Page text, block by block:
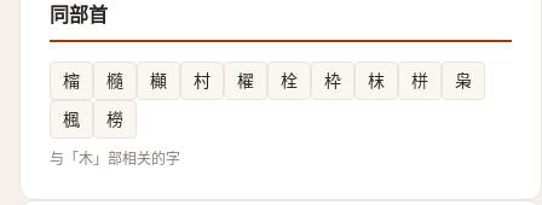
同部首
橣 㰐 㰜 村 櫂 栓 枠 枺 栟
枭
楓
橯
与「木」部相关的字